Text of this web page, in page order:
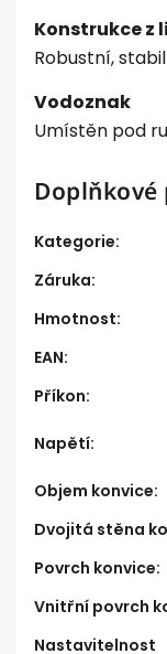
Konstrukce z
Robustní,
Vodoznak
Umístěn pod
Kategorie:
Záruka:
Hmotnost:
EAN:
Příkon:
Napětí:
Objem konvice:
Dvojitá stěna
Povrch konvice:
Vnitřní povrch
Nastavitelnost